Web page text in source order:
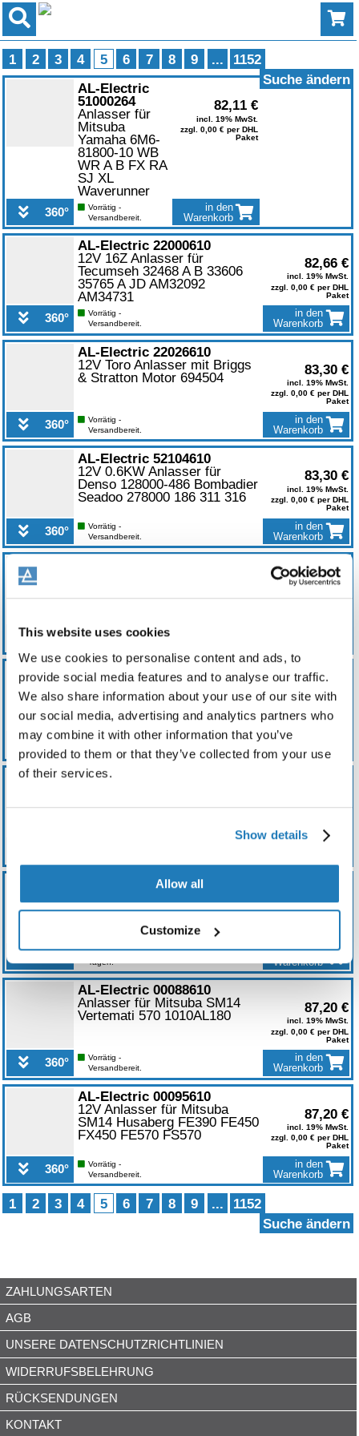
This website uses cookies
We use cookies to personalise content and ads, to
provide social media features and to analyse our traffic.
We also share information about your use of our site with
our social media, advertising and analytics partners who
may combine it with other information that you’ve
provided to them or that they’ve collected from your use
of their services.
Show details
Allow all
Customize
1 2 3 4 5 6 7 8 9 ...
1152
Suche ändern
AL-Electric
51000264
Anlasser für
Mitsuba
Yamaha 6M6-
81800-10 WB
WR A B FX RA
SJ XL
Waverunner
82,11 €
incl. 19% MwSt.
zzgl. 0,00 € per DHL
Paket
360°
Vorrätig -
Versandbereit.
in den
Warenkorb
AL-Electric 22000610
12V 16Z Anlasser für
Tecumseh 32468 A B 33606
35765 A JD AM32092
AM34731
82,66 €
incl. 19% MwSt.
zzgl. 0,00 € per DHL
Paket
360°
Vorrätig -
Versandbereit.
in den
Warenkorb
AL-Electric 22026610
12V Toro Anlasser mit Briggs
& Stratton Motor 694504
83,30 €
incl. 19% MwSt.
zzgl. 0,00 € per DHL
Paket
360°
Vorrätig -
Versandbereit.
in den
Warenkorb
AL-Electric 52104610
12V 0.6KW Anlasser für
Denso 128000-486 Bombadier
Seadoo 278000 186 311 316
83,30 €
incl. 19% MwSt.
zzgl. 0,00 € per DHL
Paket
360°
Vorrätig -
Versandbereit.
in den
Warenkorb
228000-981 420 711 296125
83,30 €
360°
Vorrätig -
AL-Electric 54008610
Anlasser für Mitsuba SM13
Honda TRX300EX 31200-
HM3-671
83,30 €
incl. 19% MwSt.
zzgl. 0,00 € per DHL
Paket
360°
Vorrätig -
Versandbereit.
Warenkorb
AL-Electric 54064610
3445-033 Kawasaki 21163-
incl. 19% MwSt.
in den
AL-Electric 22016610
36264 36795
86,28 €
incl. 19% MwSt.
Versandfertig in 3-10
Tagen.
in den
Warenkorb
AL-Electric 00088610
Anlasser für Mitsuba SM14
Vertemati 570 1010AL180
87,20 €
incl. 19% MwSt.
zzgl. 0,00 € per DHL
Paket
360°
Vorrätig -
Versandbereit.
in den
Warenkorb
AL-Electric 00095610
12V Anlasser für Mitsuba
SM14 Husaberg FE390 FE450
FX450 FE570 FS570
87,20 €
incl. 19% MwSt.
zzgl. 0,00 € per DHL
Paket
360°
Vorrätig -
Versandbereit.
in den
Warenkorb
1 2 3 4 5 6 7 8 9 ...
1152
Suche ändern
ZAHLUNGSARTEN
AGB
UNSERE DATENSCHUTZRICHTLINIEN
WIDERRUFSBELEHRUNG
RÜCKSENDUNGEN
KONTAKT